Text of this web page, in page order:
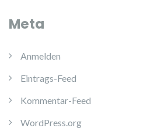
Meta
Anmelden
Eintrags-Feed
Kommentar-Feed
WordPress.org